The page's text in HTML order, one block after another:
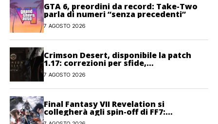
GTA 6, preordini da record: Take-Two
parla di numeri “senza precedenti”
7 AGOSTO 2026
Crimson Desert, disponibile la patch
1.17: correzioni per sfide,
combattimento e interfaccia
7 AGOSTO 2026
Final Fantasy VII Revelation si
collegherà agli spin-off di FF7:
Hamaguchi non si pone limiti